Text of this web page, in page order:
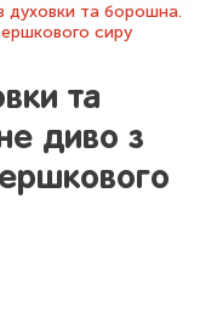
духовки та борошна.
сиру
та
диво з